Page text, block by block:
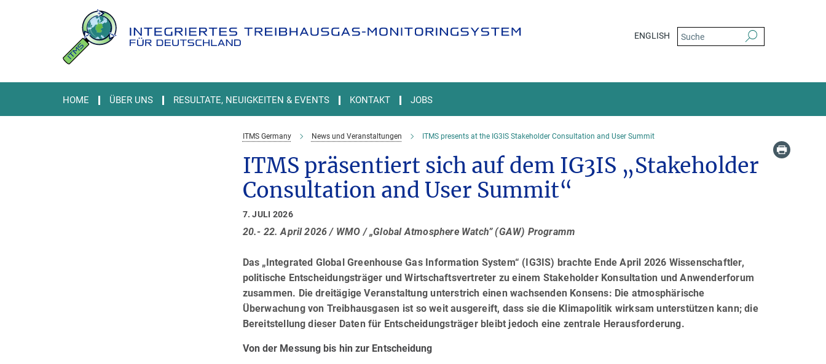
ENGLISH
HOME ÜBER UNS RESULTATE, NEUIGKEITEN & EVENTS KONTAKT JOBS
ITMS Germany News und Veranstaltungen ITMS presents at the IG3IS Stakeholder Consultation and User Summit
ITMS präsentiert sich auf dem IG3IS „Stakeholder
Consultation and User Summit“
7. JULI 2026
20.- 22. April 2026 / WMO / „Global Atmosphere Watch” (GAW) Programm
Das „Integrated Global Greenhouse Gas Information System“ (IG3IS) brachte Ende April 2026 Wissenschaftler,
politische Entscheidungsträger und Wirtschaftsvertreter zu einem Stakeholder Konsultation und Anwenderforum
zusammen. Die dreitägige Veranstaltung unterstrich einen wachsenden Konsens: Die atmosphärische
Überwachung von Treibhausgasen ist so weit ausgereift, dass sie die Klimapolitik wirksam unterstützen kann; die
Bereitstellung dieser Daten für Entscheidungsträger bleibt jedoch eine zentrale Herausforderung.
Von der Messung bis hin zur Entscheidung